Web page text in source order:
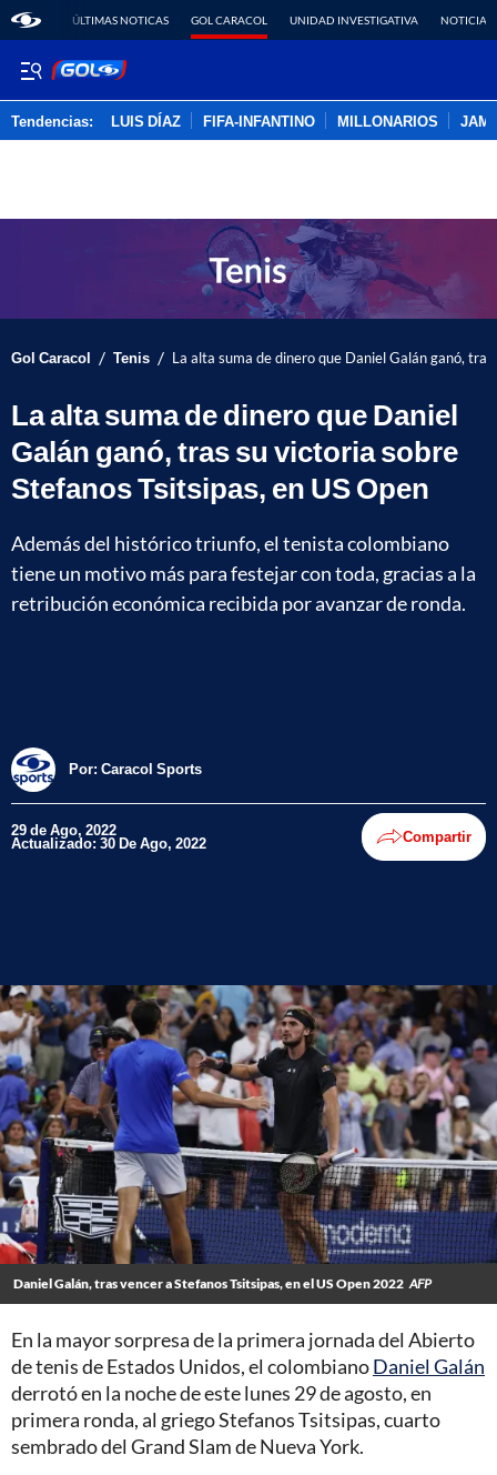
ÚLTIMAS NOTICAS GOL CARACOL UNIDAD INVESTIGATIVA NOTICIAS
Tendencias: LUIS DÍAZ FIFA-INFANTINO MILLONARIOS
Gol Caracol / Tenis / La alta suma de dinero que Daniel Galán ganó,
La alta suma de dinero que Daniel
Galán ganó, tras su victoria sobre
Stefanos Tsitsipas, en US Open
Además del histórico triunfo, el tenista colombiano
tiene un motivo más para festejar con toda, gracias a la
retribución económica recibida por avanzar de ronda.
Por: Caracol Sports
29 de Ago, 2022
Actualizado: 30 De Ago, 2022 Compartir
Daniel Galán, tras vencer a Stefanos Tsitsipas, en el US Open 2022 AFP
En la mayor sorpresa de la primera jornada del Abierto
de tenis de Estados Unidos, el colombianoDaniel Galán
derrotó en la noche de este lunes 29 de agosto, en
primera ronda, al griego Stefanos Tsitsipas, cuarto
sembrado del Grand Slam de Nueva York.